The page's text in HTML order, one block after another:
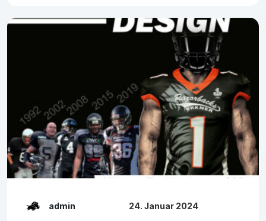
admin 24. Januar 2024